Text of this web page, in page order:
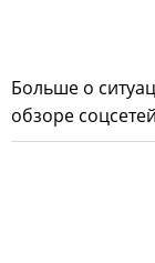
Больше о
обзоре